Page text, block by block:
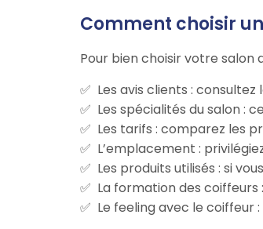
Comment choisir
Pour bien choisir votre salon
Les avis clients :
Les spécialités du salon :
Les tarifs : comparez les
L’emplacement :
Les produits utilisés : si
La formation des
Le feeling avec le